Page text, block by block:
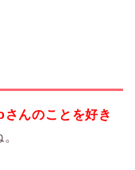
んのことを好き